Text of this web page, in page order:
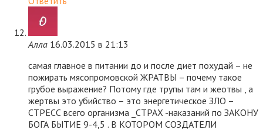
Алла 16.03.2015 в 21:13
самая главное в питании до и после диет похудай – не
пожирать мясопромовской ЖРАТВЫ – почему такое
грубое выражение? Потому где трупы там и жеотвы , а
жертвы это убийство – это энергетическое ЗЛО –
СТРЕСС всего организма _СТРАХ -наказаний по ЗАКОНУ
БОГА БЫТИЕ 9-4,5 . В КОТОРОМ СОЗДАТЕЛИ